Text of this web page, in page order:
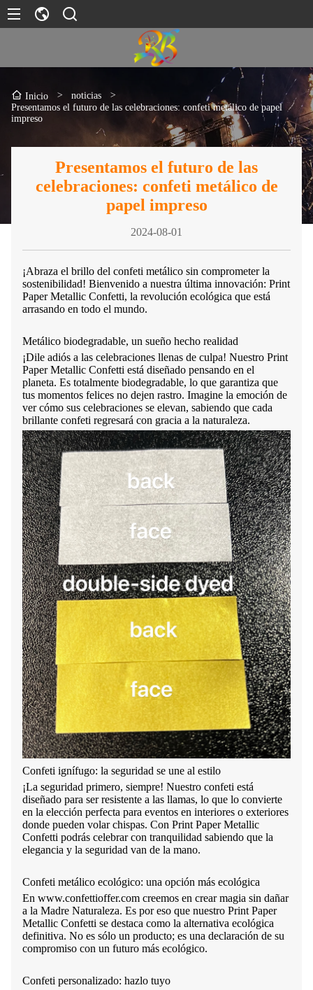
Inicio > noticias
>
Presentamos el futuro de las celebraciones: confeti metálico de papel
impreso
Presentamos el futuro de las
celebraciones: confeti metálico de
papel impreso
2024-08-01
¡Abraza el brillo del confeti metálico sin comprometer la
sostenibilidad! Bienvenido a nuestra última innovación: Print
Paper Metallic Confetti, la revolución ecológica que está
arrasando en todo el mundo.
Metálico biodegradable, un sueño hecho realidad
¡Dile adiós a las celebraciones llenas de culpa! Nuestro Print
Paper Metallic Confetti está diseñado pensando en el
planeta. Es totalmente biodegradable, lo que garantiza que
tus momentos felices no dejen rastro. Imagine la emoción de
ver cómo sus celebraciones se elevan, sabiendo que cada
brillante confeti regresará con gracia a la naturaleza.
Confeti ignífugo: la seguridad se une al estilo
¡La seguridad primero, siempre! Nuestro confeti está
diseñado para ser resistente a las llamas, lo que lo convierte
en la elección perfecta para eventos en interiores o exteriores
donde pueden volar chispas. Con Print Paper Metallic
Confetti podrás celebrar con tranquilidad sabiendo que la
elegancia y la seguridad van de la mano.
Confeti metálico ecológico: una opción más ecológica
En www.confettioffer.com creemos en crear magia sin dañar
a la Madre Naturaleza. Es por eso que nuestro Print Paper
Metallic Confetti se destaca como la alternativa ecológica
definitiva. No es sólo un producto; es una declaración de su
compromiso con un futuro más ecológico.
Confeti personalizado: hazlo tuyo